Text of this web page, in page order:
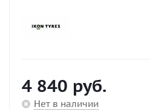
4 840 руб.
Нет в наличии